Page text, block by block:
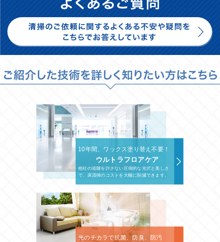
10年間、ワックス塗り替え不要！
ウルトラフロアケア
他社の追随を許さない圧倒的な光沢と美しさ
で、床清掃のコストを大幅に削減できます。
光のチカラで抗菌、防臭、防汚